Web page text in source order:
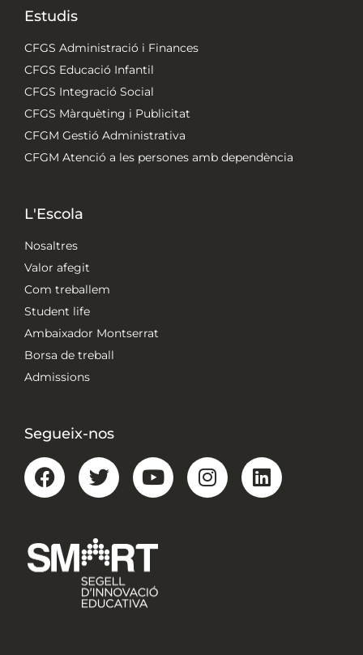
Estudis
CFGS Administració i Finances
CFGS Educació Infantil
CFGS Integració Social
CFGS Màrquèting i Publicitat
CFGM Gestió Administrativa
CFGM Atenció a les persones amb dependència
L'Escola
Nosaltres
Valor afegit
Com treballem
Student life
Ambaixador Montserrat
Borsa de treball
Admissions
Segueix-nos